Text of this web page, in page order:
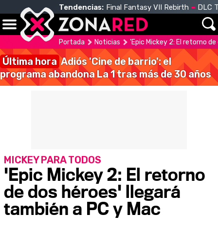
Tendencias: Final Fantasy VII Rebirth DLC
Portada Noticias 'Epic Mickey 2: El retorno
Última hora Adiós 'Cine de barrio': el
programa abandona La 1 tras más de 30 años
'Epic Mickey 2: El retorno
de dos héroes' llegará
también a PC y Mac
MICKEY PARA TODOS